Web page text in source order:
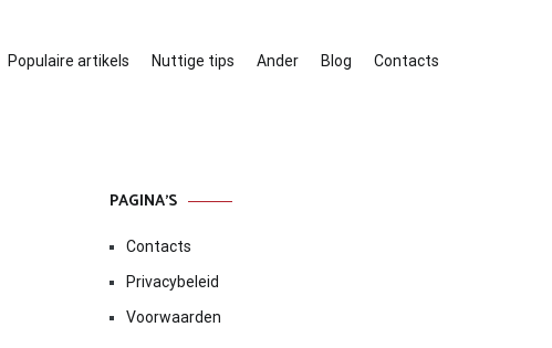
Populaire artikels Nuttige tips Ander Blog Contacts
PAGINA’S
Contacts
Privacybeleid
Voorwaarden